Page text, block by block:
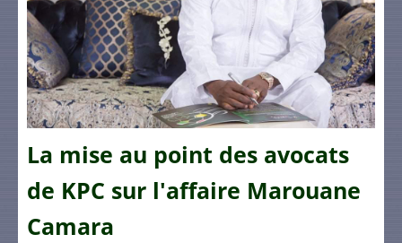
La mise au point des avocats
de KPC sur l'affaire Marouane
Camara